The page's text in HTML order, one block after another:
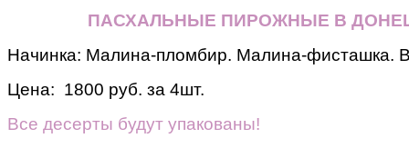
ПАСХАЛЬНЫЕ ПИРОЖНЫЕ В
Начинка: Малина-пломбир. Малина-фисташка.
Цена: 1800 руб. за 4шт.
Все десерты будут упакованы!